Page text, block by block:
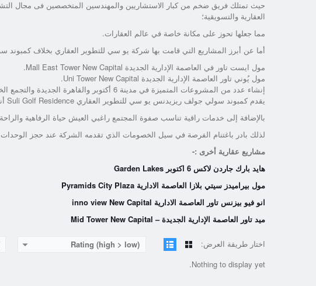
حيث تمتلك فريق ضخم من كبار الاستشاريين والمهندسين المتخصصين فى مجال
العقارية والتسويقية؛
مما جعلها تحوز على مكانة خاصة في عالم العقارات.
أما عن أبرز المشاريع التي قامت بها شركة يو سي للتطوير العقاري بخلاف كمبوند
مول ايست تاور في العاصمة الإدارية الجديدة Mall East Tower New Capital.
مول يُوني تاور العاصمة الإدارية الجديدة Uni Tower New Capital.
إنشاء عدد من المشروعات المتميزة في مدينة 6 أكتوبر والقاهرة الجديدة والتجمع الخامس.
يقدم كمبوند سولي جولف ريزيدنس يو سي للتطوير العقاري Suli Golf Residence أنماط متنوعة من الوحدات وتسهيلات في الدفع
بالإضافة إلى خدمات راقية تناسب صفوة المجتمع راغبي العيش حياة الرفاهية
لذلك بادر باغتنام الفرصة في سيل الخصومات الذي تقدمه الشركة عند حجز
مشاريع عقارية أخرى :-
هايد بارك جاردن لاكس 6 اكتوبر Garden Lakes
مول بيراميدز سيتي بلازا العاصمة الادارية Pyramids City Plaza
انو فيو بيزنس تاور العاصمة الادارية inno view New Capital
ميد تاور العاصمة الإدارية الجديدة – Mid Tower New Capital
اختار طريقة العرض: Rating (high > low)
Nothing to display yet.